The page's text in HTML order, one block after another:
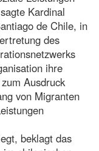
Kardinal
de Chile, in
des
ihre
Ausdruck
von Migranten
beklagt das